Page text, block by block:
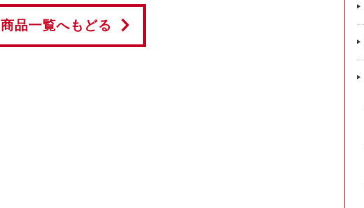
商品一覧へもどる